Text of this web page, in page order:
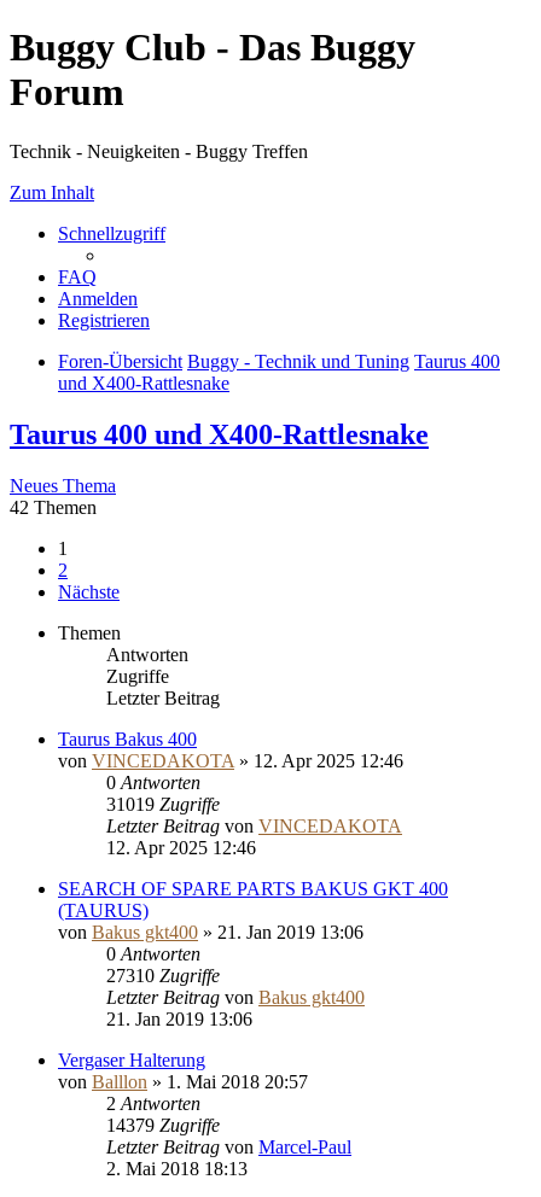
Buggy Club - Das Buggy
Forum
Technik - Neuigkeiten - Buggy Treffen
Zum Inhalt
Schnellzugriff
FAQ
Anmelden
Registrieren
Foren-Übersicht Buggy - Technik und Tuning Taurus 400
und X400-Rattlesnake
Taurus 400 und X400-Rattlesnake
Neues Thema
42 Themen
1
2
Nächste
Themen
Antworten
Zugriffe
Letzter Beitrag
Taurus Bakus 400
von VINCEDAKOTA » 12. Apr 2025 12:46
0 Antworten
31019 Zugriffe
Letzter Beitrag von VINCEDAKOTA
12. Apr 2025 12:46
SEARCH OF SPARE PARTS BAKUS GKT 400
(TAURUS)
von Bakus gkt400 » 21. Jan 2019 13:06
0 Antworten
27310 Zugriffe
Letzter Beitrag von Bakus gkt400
21. Jan 2019 13:06
Vergaser Halterung
von Balllon » 1. Mai 2018 20:57
2 Antworten
14379 Zugriffe
Letzter Beitrag von Marcel-Paul
2. Mai 2018 18:13